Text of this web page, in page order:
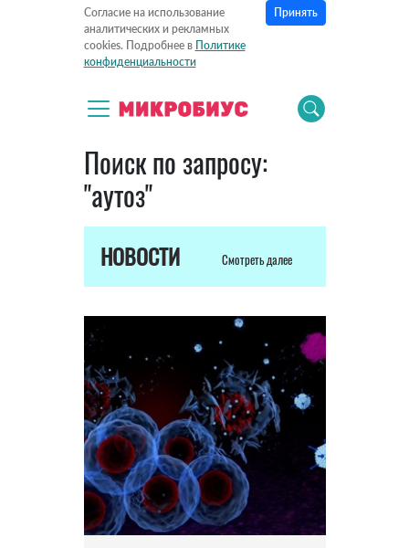
Согласие на использование
аналитических и рекламных
cookies. Подробнее в Политике
конфиденциальности
Принять
Поиск по запросу:
"аутоз"
НОВОСТИ Смотреть далее